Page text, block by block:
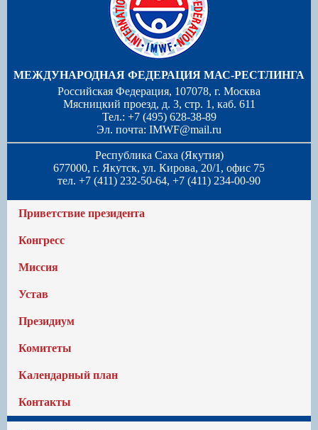
МЕЖДУНАРОДНАЯ ФЕДЕРАЦИЯ МАС-РЕСТЛИНГА
Российская Федерация, 107078, г. Москва
Мясницкий проезд, д. 3, стр. 1, каб. 611
Тел.: +7 (495) 628-38-89
Эл. почта: IMWF@mail.ru
Республика Саха (Якутия)
677000, г. Якутск, ул. Кирова, 20/1, офис 75
тел. +7 (411) 232-50-64, +7 (411) 234-00-90
Приветствие президента
Конгресс
Миссия
Устав
Президиум
Комитеты
Календарный план
Контакты